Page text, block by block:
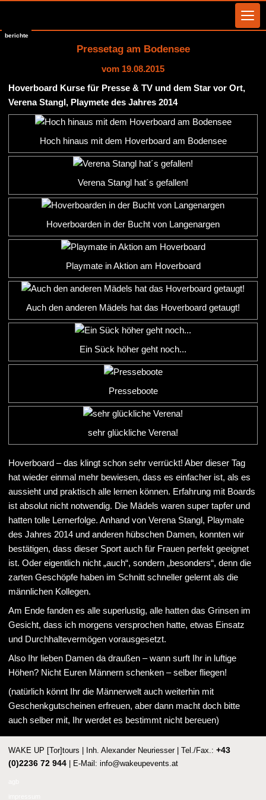
berichte
Pressetag am Bodensee
vom 19.08.2015
Hoverboard Kurse für Presse & TV und dem Star vor Ort,
Verena Stangl, Playmete des Jahres 2014
Hoch hinaus mit dem Hoverboard am Bodensee
Verena Stangl hat´s gefallen!
Hoverboarden in der Bucht von Langenargen
Playmate in Aktion am Hoverboard
Auch den anderen Mädels hat das Hoverboard getaugt!
Ein Sück höher geht noch...
Presseboote
sehr glückliche Verena!
Hoverboard – das klingt schon sehr verrückt! Aber dieser Tag
hat wieder einmal mehr bewiesen, dass es einfacher ist, als es
aussieht und praktisch alle lernen können. Erfahrung mit Boards
ist absolut nicht notwendig. Die Mädels waren super tapfer und
hatten tolle Lernerfolge. Anhand von Verena Stangl, Playmate
des Jahres 2014 und anderen hübschen Damen, konnten wir
bestätigen, dass dieser Sport auch für Frauen perfekt geeignet
ist. Oder eigentlich nicht „auch“, sondern „besonders“, denn die
zarten Geschöpfe haben im Schnitt schneller gelernt als die
männlichen Kollegen.
Am Ende fanden es alle superlustig, alle hatten das Grinsen im
Gesicht, dass ich morgens versprochen hatte, etwas Einsatz
und Durchhaltevermögen vorausgesetzt.
Also Ihr lieben Damen da draußen – wann surft Ihr in luftige
Höhen? Nicht Euren Männern schenken – selber fliegen!
(natürlich könnt Ihr die Männerwelt auch weiterhin mit
Geschenkgutscheinen erfreuen, aber dann macht doch bitte
auch selber mit, Ihr werdet es bestimmt nicht bereuen)
WAKE UP [Tor]tours | Inh. Alexander Neuriesser | Tel./Fax.: +43
(0)2236 72 944 | E-Mail: info@wakeupevents.at